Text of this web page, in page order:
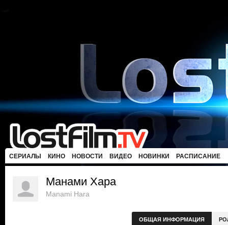
СЕРИАЛЫ КИНО НОВОСТИ ВИДЕО НОВИНКИ РАСПИСАНИЕ
Манами Хара
Manami Hara
ОБЩАЯ ИНФОРМАЦИЯ